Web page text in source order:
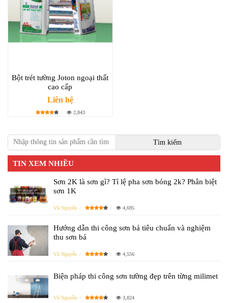
Bột trét tường Joton ngoại thất
cao cấp
Liên hệ
2,843
TIN XEM NHIỀU
Sơn 2K là sơn gì? Tỉ lệ pha sơn bóng 2k? Phân biệt
sơn 1K
Vũ Nguyễn 4,695
Hướng dẫn thi công sơn bả tiêu chuẩn và nghiệm
thu sơn bả
Vũ Nguyễn 4,556
Biện pháp thi công sơn tường đẹp trên từng milimet
Vũ Nguyễn 3,824